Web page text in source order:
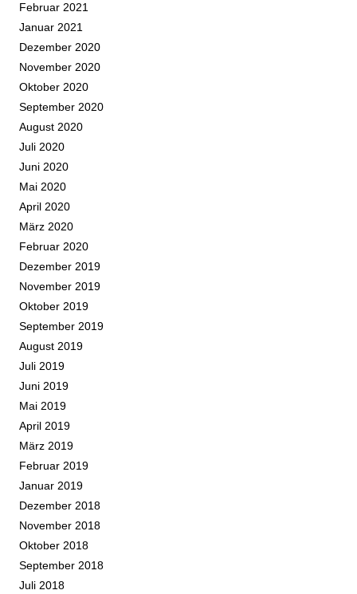
Februar 2021
Januar 2021
Dezember 2020
November 2020
Oktober 2020
September 2020
August 2020
Juli 2020
Juni 2020
Mai 2020
April 2020
März 2020
Februar 2020
Dezember 2019
November 2019
Oktober 2019
September 2019
August 2019
Juli 2019
Juni 2019
Mai 2019
April 2019
März 2019
Februar 2019
Januar 2019
Dezember 2018
November 2018
Oktober 2018
September 2018
Juli 2018